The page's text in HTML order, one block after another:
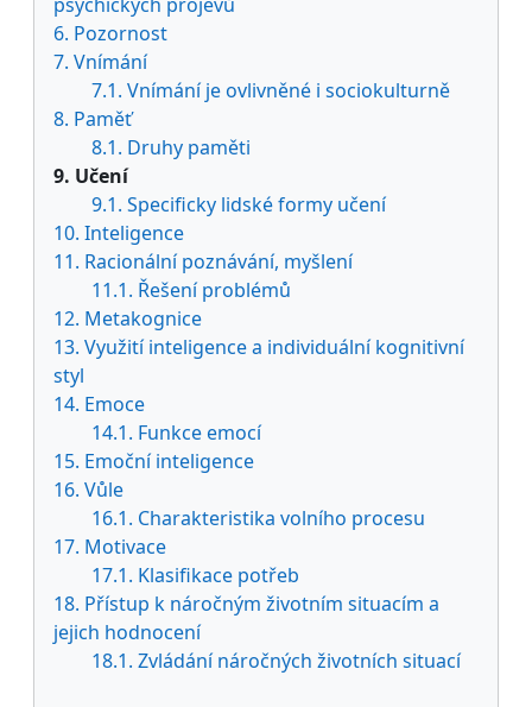
6. Pozornost
7. Vnímání
7.1. Vnímání je ovlivněné i sociokulturně
8. Paměť
8.1. Druhy paměti
9. Učení
9.1. Specificky lidské formy učení
10. Inteligence
11. Racionální poznávání, myšlení
11.1. Řešení problémů
12. Metakognice
13. Využití inteligence a individuální kognitivní
styl
14. Emoce
14.1. Funkce emocí
15. Emoční inteligence
16. Vůle
16.1. Charakteristika volního procesu
17. Motivace
17.1. Klasifikace potřeb
18. Přístup k náročným životním situacím a
jejich hodnocení
18.1. Zvládání náročných životních situací